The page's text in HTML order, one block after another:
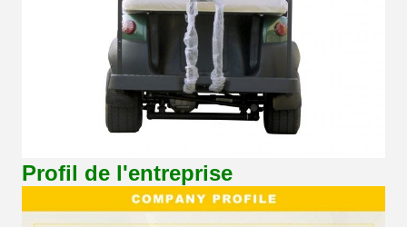
Profil de l'entreprise